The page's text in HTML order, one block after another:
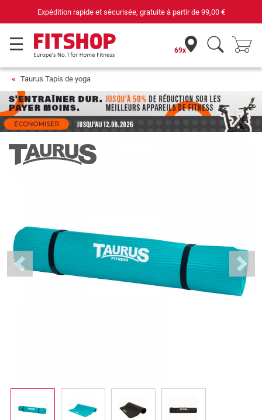
gratuite à partir de99,00 € 69 magasins
69x
Taurus Tapis de yoga
Previous Next